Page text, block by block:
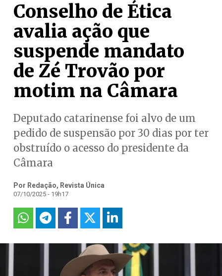
Conselho de Ética
avalia ação que
suspende mandato
de Zé Trovão por
motim na Câmara
Deputado catarinense foi alvo de um
pedido de suspensão por 30 dias por ter
obstruído o acesso do presidente da
Câmara
Por Redação, Revista Única
07/10/2025 - 19h17